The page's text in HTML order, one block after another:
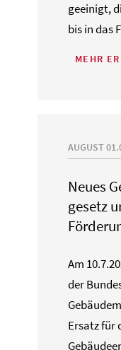
geeinigt,
bis in das
MEHR
AUGUST
Neues
gesetz
Am
der
Ersatz für